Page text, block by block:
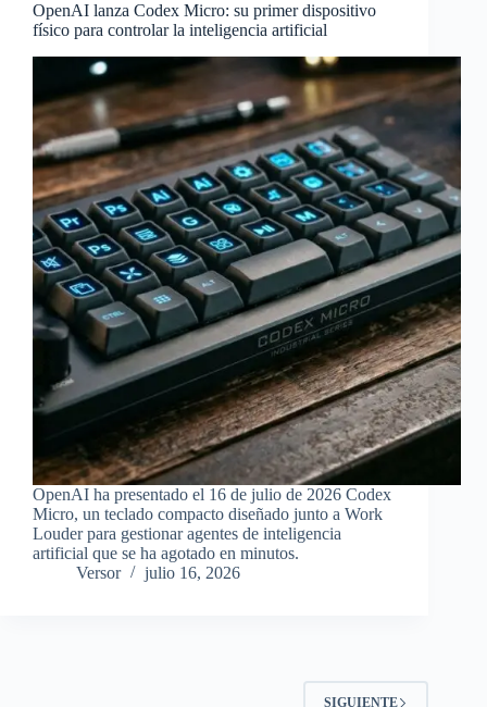
OpenAI lanza Codex Micro: su primer dispositivo
físico para controlar la inteligencia artificial
OpenAI ha presentado el 16 de julio de 2026 Codex
Micro, un teclado compacto diseñado junto a Work
Louder para gestionar agentes de inteligencia
artificial que se ha agotado en minutos.
Versor
julio 16, 2026
SIGUIENTE